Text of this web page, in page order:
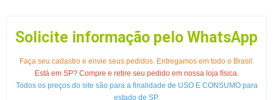
Solicite informação pelo WhatsApp
Faça seu cadastro e envie seus pedidos. Entregamos em todo o Brasil.
Está em SP? Compre e retire seu pedido em nossa loja física.
Todos os preços do site são para a finalidade de USO E CONSUMO para
estado de SP.